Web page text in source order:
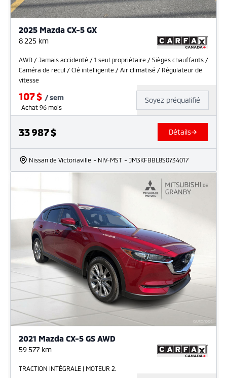
2025 Mazda CX-5 GX
8 225 km
AWD / Jamais accidenté / 1 seul propriétaire / Sièges chauffants /
Caméra de recul / Clé intelligente / Air climatisé / Régulateur de
vitesse
107$ /sem
Achat 96 mois
Soyez préqualifié
33 987$ Détails
Nissan de Victoriaville - NIV-MST - JM3KFBBL8S0734017
2021 Mazda CX-5 GS AWD
59 577 km
TRACTION INTÉGRALE | MOTEUR 2.